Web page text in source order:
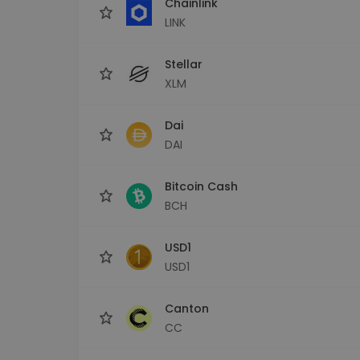
LINK
Stellar
XLM
Dai
DAI
Bitcoin Cash
BCH
USD1
USD1
Canton
CC